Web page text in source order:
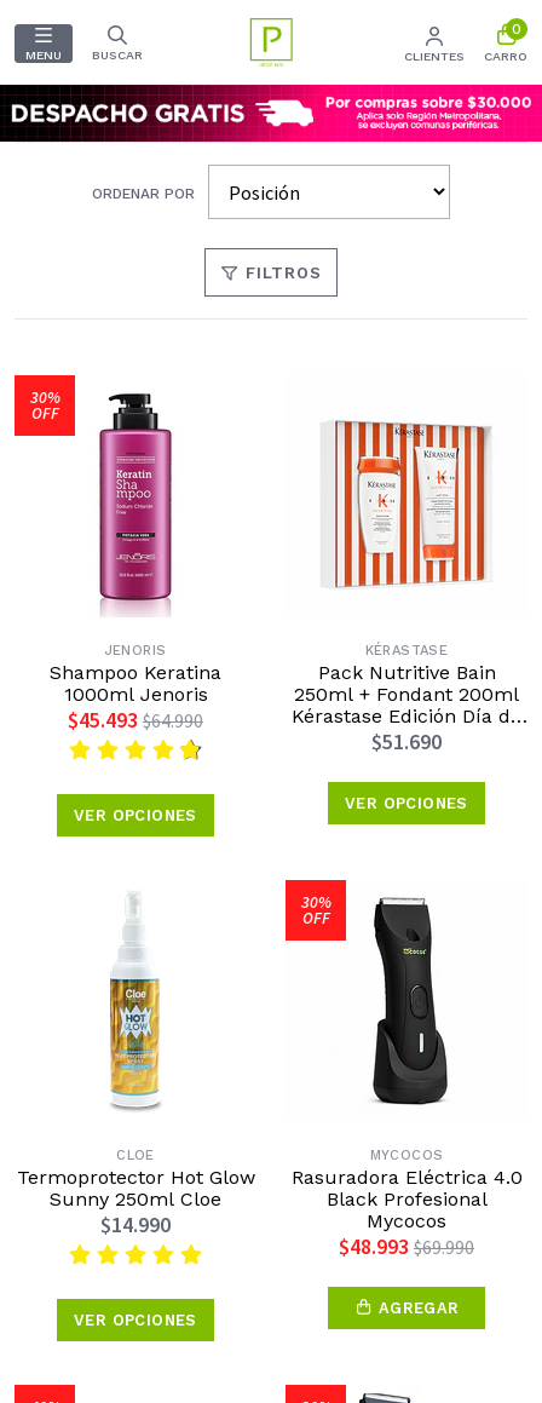
MENU BUSCAR CLIENTES
0
CARRO
ORDENAR POR
FILTROS
30%
OFF
JENORIS
Shampoo Keratina
1000ml Jenoris
$45.493 $64.990
VER OPCIONES
KÉRASTASE
Pack Nutritive Bain
250ml + Fondant 200ml
Kérastase Edición Día de
la Madre 2026
$51.690
VER OPCIONES
CLOE
Termoprotector Hot Glow
Sunny 250ml Cloe
$14.990
VER OPCIONES
30%
OFF
MYCOCOS
Rasuradora Eléctrica 4.0
Black Profesional
Mycocos
$48.993 $69.990
AGREGAR